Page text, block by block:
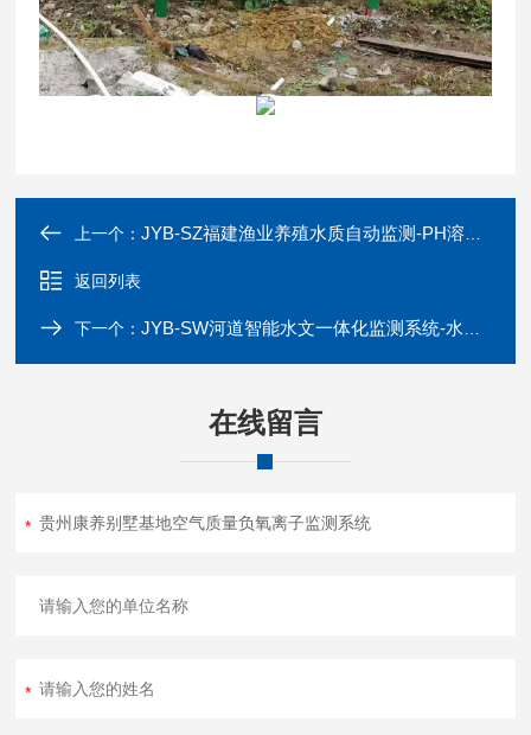
上一个：JYB-SZ福建渔业养殖水质自动监测-PH溶解氧测定仪
返回列表
下一个：JYB-SW河道智能水文一体化监测系统-水位预警站
在线留言